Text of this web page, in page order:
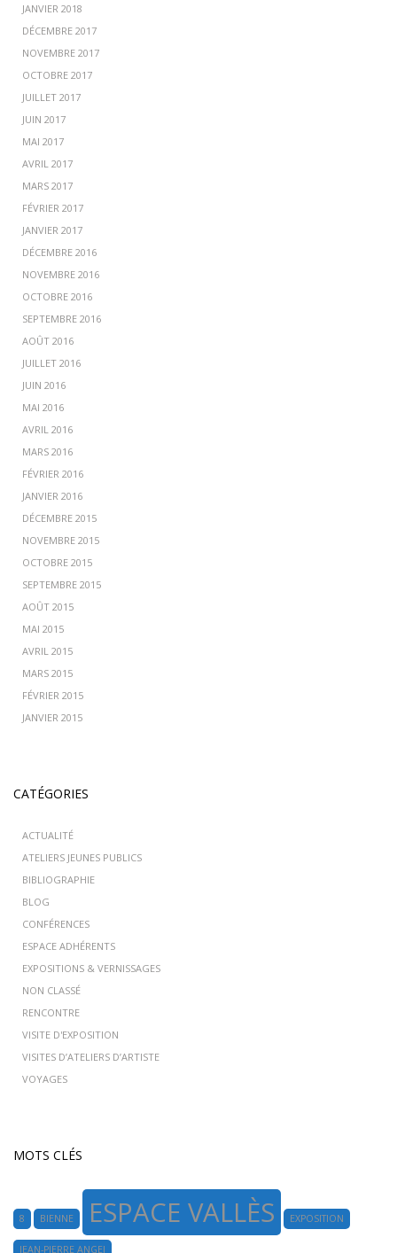
JANVIER 2018
DÉCEMBRE 2017
NOVEMBRE 2017
OCTOBRE 2017
JUILLET 2017
JUIN 2017
MAI 2017
AVRIL 2017
MARS 2017
FÉVRIER 2017
JANVIER 2017
DÉCEMBRE 2016
NOVEMBRE 2016
OCTOBRE 2016
SEPTEMBRE 2016
AOÛT 2016
JUILLET 2016
JUIN 2016
MAI 2016
AVRIL 2016
MARS 2016
FÉVRIER 2016
JANVIER 2016
DÉCEMBRE 2015
NOVEMBRE 2015
OCTOBRE 2015
SEPTEMBRE 2015
AOÛT 2015
MAI 2015
AVRIL 2015
MARS 2015
FÉVRIER 2015
JANVIER 2015
CATÉGORIES
ACTUALITÉ
ATELIERS JEUNES PUBLICS
BIBLIOGRAPHIE
BLOG
CONFÉRENCES
ESPACE ADHÉRENTS
EXPOSITIONS & VERNISSAGES
NON CLASSÉ
RENCONTRE
VISITE D'EXPOSITION
VISITES D’ATELIERS D’ARTISTE
VOYAGES
MOTS CLÉS
8 BIENNE ESPACE VALLÈS EXPOSITION
JEAN-PIERRE ANGEI